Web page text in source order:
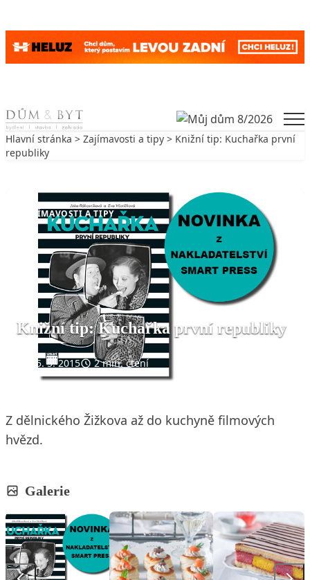
Skip to content
Hlavní stránka > Zajímavosti a tipy > Knižní tip: Kuchařka první
republiky
ZAJÍMAVOSTI A TIPY
Knižní tip: Kuchařka první republiky
15. 5. 2015 2 min. čtení
Z dělnického Žižkova až do kuchyně filmových
hvězd.
Galerie